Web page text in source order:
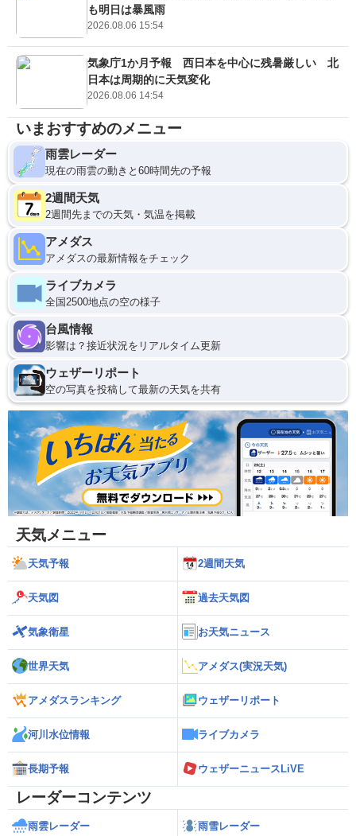
も明日は暴風雨
2026.08.06 15:54
気象庁1か月予報 西日本を中心に残暑厳しい 北
日本は周期的に天気変化
2026.08.06 14:54
いまおすすめのメニュー
雨雲レーダー
現在の雨雲の動きと60時間先の予報
2週間天気
2週間先までの天気・気温を掲載
アメダス
アメダスの最新情報をチェック
ライブカメラ
全国2500地点の空の様子
台風情報
影響は？接近状況をリアルタイム更新
ウェザーリポート
空の写真を投稿して最新の天気を共有
天気メニュー
天気予報 2週間天気
天気図 過去天気図
気象衛星 お天気ニュース
世界天気 アメダス(実況天気)
アメダスランキング ウェザーリポート
河川水位情報 ライブカメラ
長期予報 ウェザーニュースLiVE
レーダーコンテンツ
雨雲レーダー 雨雪レーダー